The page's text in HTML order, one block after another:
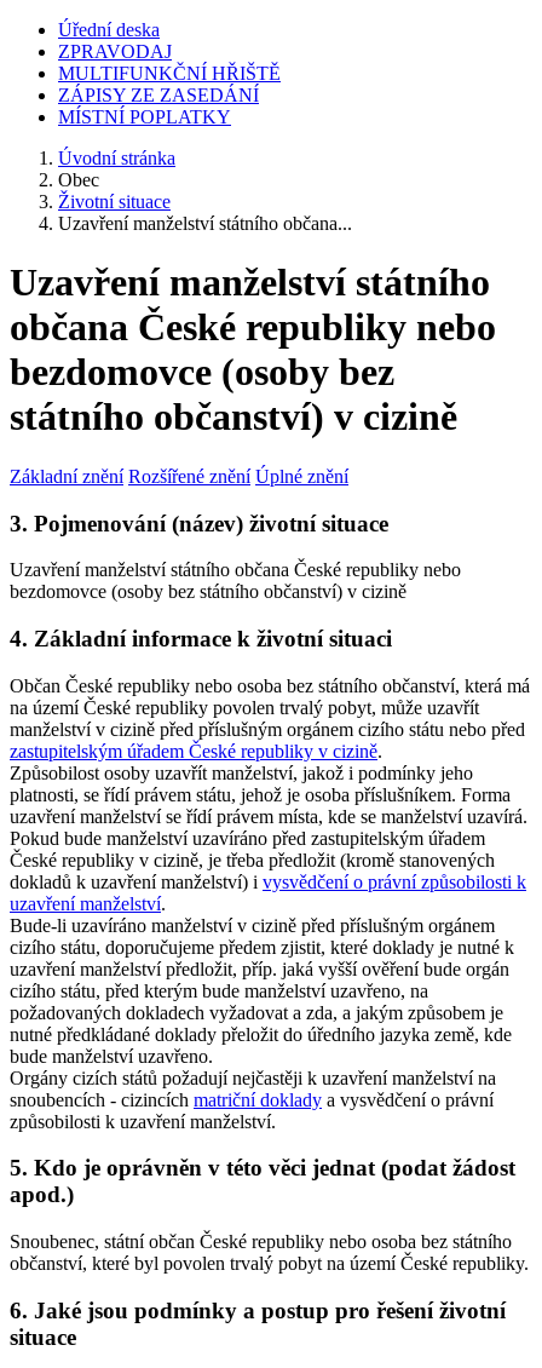
Úřední deska
ZPRAVODAJ
MULTIFUNKČNÍ HŘIŠTĚ
ZÁPISY ZE ZASEDÁNÍ
MÍSTNÍ POPLATKY
Úvodní stránka
Obec
Životní situace
Uzavření manželství státního občana...
Uzavření manželství státního
občana České republiky nebo
bezdomovce (osoby bez
státního občanství) v cizině
Základní znění Rozšířené znění Úplné znění
3. Pojmenování (název) životní situace
Uzavření manželství státního občana České republiky nebo
bezdomovce (osoby bez státního občanství) v cizině
4. Základní informace k životní situaci
Občan České republiky nebo osoba bez státního občanství, která má
na území České republiky povolen trvalý pobyt, může uzavřít
manželství v cizině před příslušným orgánem cizího státu nebo před
zastupitelským úřadem České republiky v cizině.
Způsobilost osoby uzavřít manželství, jakož i podmínky jeho
platnosti, se řídí právem státu, jehož je osoba příslušníkem. Forma
uzavření manželství se řídí právem místa, kde se manželství uzavírá.
Pokud bude manželství uzavíráno před zastupitelským úřadem
České republiky v cizině, je třeba předložit (kromě stanovených
dokladů k uzavření manželství) i vysvědčení o právní způsobilosti k
uzavření manželství.
Bude-li uzavíráno manželství v cizině před příslušným orgánem
cizího státu, doporučujeme předem zjistit, které doklady je nutné k
uzavření manželství předložit, příp. jaká vyšší ověření bude orgán
cizího státu, před kterým bude manželství uzavřeno, na
požadovaných dokladech vyžadovat a zda, a jakým způsobem je
nutné předkládané doklady přeložit do úředního jazyka země, kde
bude manželství uzavřeno.
Orgány cizích států požadují nejčastěji k uzavření manželství na
snoubencích - cizincích matriční doklady a vysvědčení o právní
způsobilosti k uzavření manželství.
5. Kdo je oprávněn v této věci jednat (podat žádost
apod.)
Snoubenec, státní občan České republiky nebo osoba bez státního
občanství, které byl povolen trvalý pobyt na území České republiky.
6. Jaké jsou podmínky a postup pro řešení životní
situace